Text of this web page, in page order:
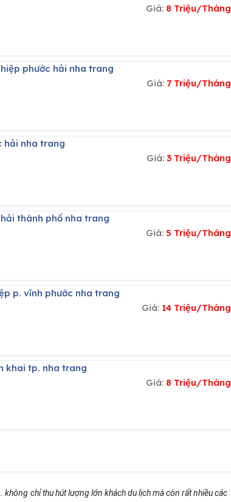
Giá: 8 Triệu/Tháng
phước hải nha trang
Giá: 7 Triệu/Tháng
hải nha trang
Giá:3 Triệu/Tháng
thành phố nha trang
Giá:5 Triệu/Tháng
p. vĩnh phước nha trang
Giá: 14 Triệu/Tháng
khai tp. nha trang
Giá: 8 Triệu/Tháng
chỉ thu hút lượng lớn khách du lịch mà còn rất nhiều các